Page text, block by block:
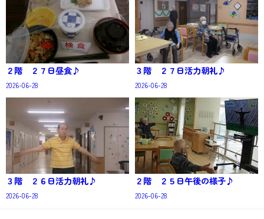
２階 ２７日昼食♪
2026-06-28
３階 ２７日活力朝礼♪
2026-06-28
３階 ２６日活力朝礼♪
2026-06-28
２階 ２５日午後の様子♪
2026-06-28